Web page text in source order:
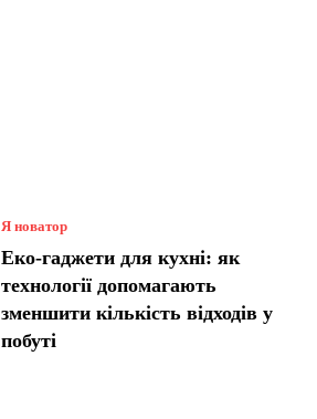
Я новатор
Еко-гаджети для кухні: як
технології допомагають
зменшити кількість відходів у
побуті